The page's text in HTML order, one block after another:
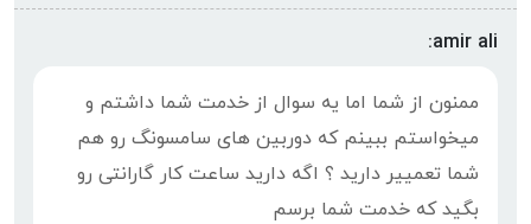
amir ali:
ممنون از شما اما یه سوال از خدمت شما داشتم و
میخواستم ببینم که دوربین های سامسونگ رو هم
شما تعمییر دارید ؟ اگه دارید ساعت کار گارانتی رو
بگید که خدمت شما برسم